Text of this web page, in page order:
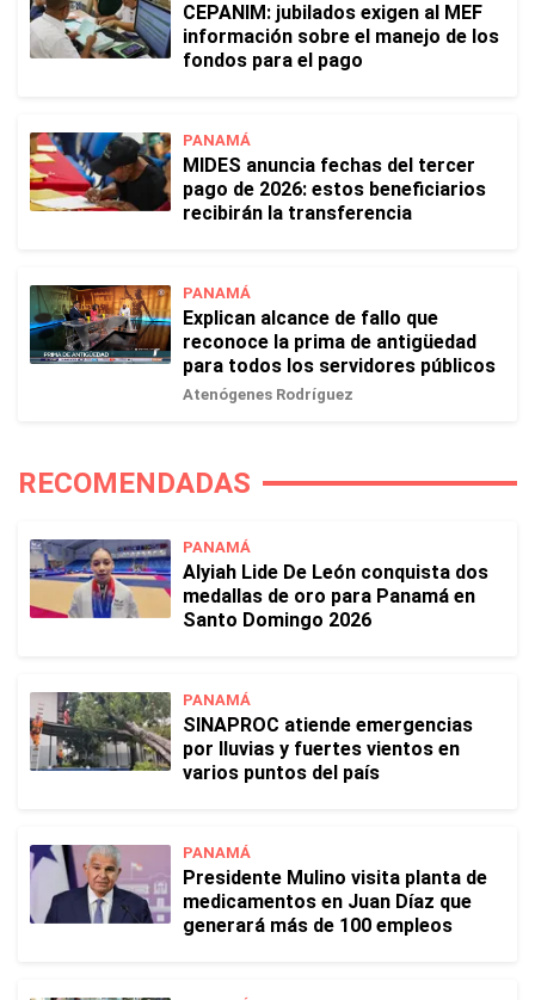
CEPANIM: jubilados exigen al MEF
información sobre el manejo de los
fondos para el pago
PANAMÁ
MIDES anuncia fechas del tercer
pago de 2026: estos beneficiarios
recibirán la transferencia
PANAMÁ
Explican alcance de fallo que
reconoce la prima de antigüedad
para todos los servidores públicos
Atenógenes Rodríguez
RECOMENDADAS
PANAMÁ
Alyiah Lide De León conquista dos
medallas de oro para Panamá en
Santo Domingo 2026
PANAMÁ
SINAPROC atiende emergencias
por lluvias y fuertes vientos en
varios puntos del país
PANAMÁ
Presidente Mulino visita planta de
medicamentos en Juan Díaz que
generará más de 100 empleos